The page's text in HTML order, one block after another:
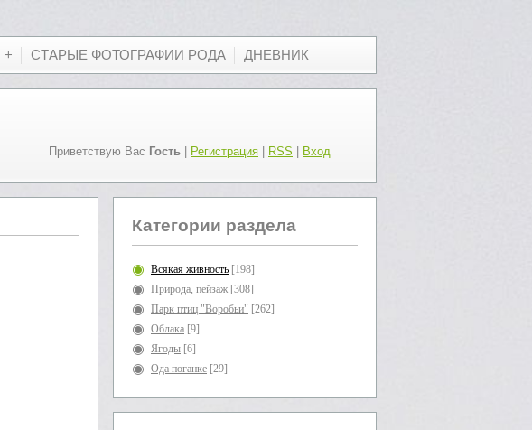
СТАРЫЕ ФОТОГРАФИИ РОДА ДНЕВНИК
Приветствую Вас Гость Регистрация RSS Вход
Категории раздела
Всякая живность [198]
Природа, пейзаж [308]
Парк птиц "Воробьи" [262]
Облака [9]
Ягоды [6]
Ода поганке [29]